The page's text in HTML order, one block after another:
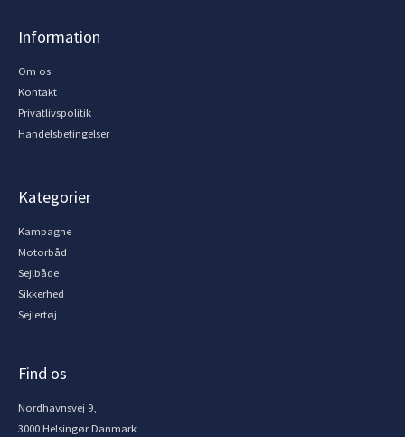
Information
Om os
Kontakt
Privatlivspolitik
Handelsbetingelser
Kategorier
Kampagne
Motorbåd
Sejlbåde
Sikkerhed
Sejlertøj
Find os
Nordhavnsvej 9,
3000 Helsingør Danmark